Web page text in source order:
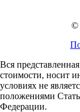
©
Вся
стоимости, носит
условиях не
положениями
Федерации.